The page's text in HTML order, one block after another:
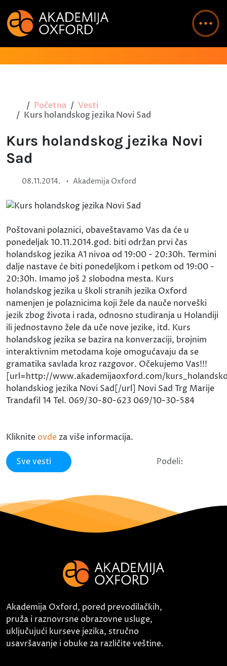
Početna
Vesti
Kurs holandskog jezika Novi Sad
Kurs holandskog jezika Novi
Sad
08.11.2014. • Akademija Oxford
Poštovani polaznici, obaveštavamo Vas da će u
ponedeljak 10.11.2014.god. biti održan prvi čas
holandskog jezika A1 nivoa od 19:00 - 20:30h. Termini
dalje nastave će biti ponedeljkom i petkom od 19:00 -
20:30h. Imamo još 2 slobodna mesta. Kurs
holandskog jezika u školi stranih jezika Oxford
namenjen je polaznicima koji žele da nauče norveški
jezik zbog života i rada, odnosno studiranja u Holandiji
ili jednostavno žele da uče nove jezike, itd. Kurs
holandskog jezika se bazira na konverzaciji, brojnim
interaktivnim metodama koje omogućavaju da se
gramatika savlada kroz razgovor. Očekujemo Vas!!!
[url=http://www.akademijaoxford.com/
holandskiog jezika Novi Sad[/url] Novi Sad Trg Marije
Trandafil 14 Tel. 069/30-80-623 069/10-30-584
Kliknite ovde za više informacija.
Sve vesti Podeli:
Akademija Oxford, pored prevodilačkih,
pruža i raznovrsne obrazovne usluge,
uključujući kurseve jezika, stručno
usavršavanje i obuke za različite veštine.